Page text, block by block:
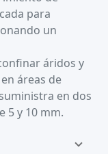
para
un
áridos y
áreas de
en dos
5 y 10 mm.